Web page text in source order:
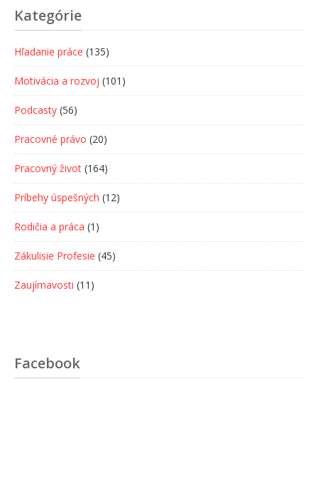
Kategórie
Hľadanie práce (135)
Motivácia a rozvoj (101)
Podcasty (56)
Pracovné právo (20)
Pracovný život (164)
Príbehy úspešných (12)
Rodičia a práca (1)
Zákulisie Profesie (45)
Zaujímavosti (11)
Facebook